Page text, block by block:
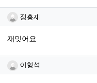
정홍재님의 댓글
정홍재
재밋어요
이형석님의 댓글
이형석